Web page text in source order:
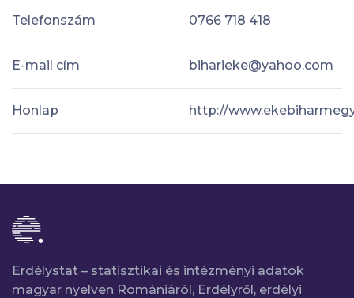
Telefonszám 0766 718 418
E-mail cím biharieke@yahoo.com
Honlap http://
Erdélystat – statisztikai és intézményi adatok
magyar nyelven Romániáról, Erdélyről, erdélyi